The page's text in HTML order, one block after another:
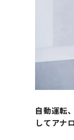
自動運転
してアナ